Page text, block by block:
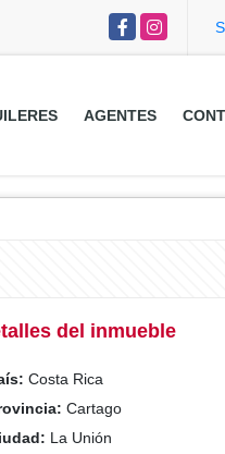
FacebookInstagram
AGENTES
del inmueble
Costa Rica
Cartago
La Unión